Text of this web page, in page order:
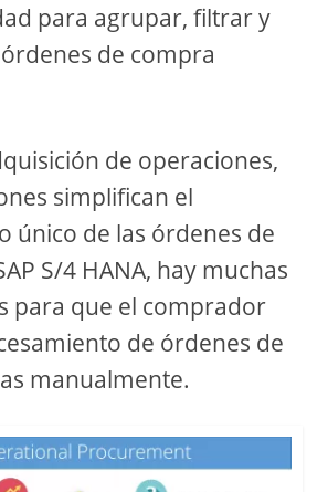
para agrupar, filtrar y
de compra
de operaciones,
simplifican el
único de las órdenes de
S/4 HANA, hay muchas
para que el comprador
de órdenes de
manualmente.